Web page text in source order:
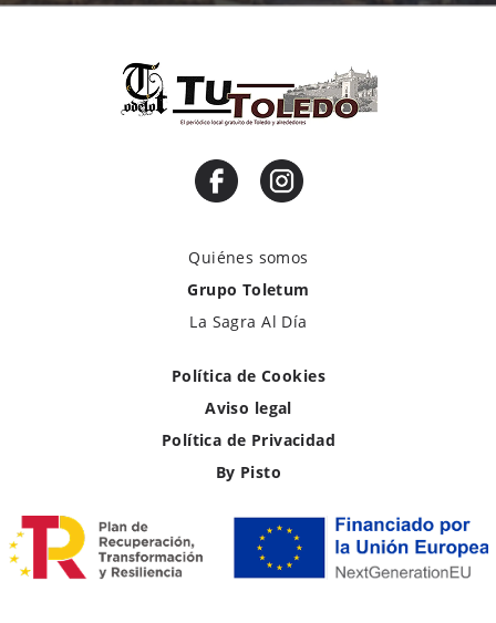
Quiénes somos
Grupo Toletum
La Sagra Al Día
Política de Cookies
Aviso legal
Política de Privacidad
By Pisto